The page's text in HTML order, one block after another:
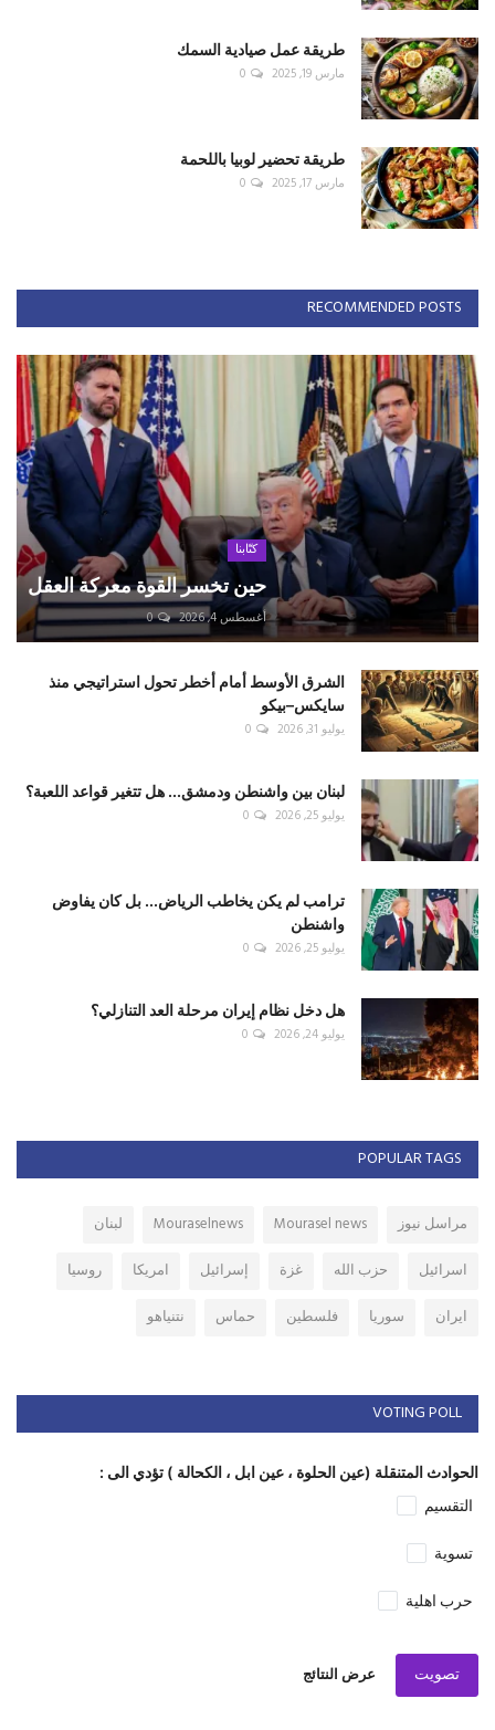
طريقة عمل صيادية السمك
مارس 19, 2025 0
طريقة تحضير لوبيا باللحمة
مارس 17, 2025 0
RECOMMENDED POSTS
كتّابنا
حين تخسر القوة معركة العقل
أغسطس 4, 2026 0
الشرق الأوسط أمام أخطر تحول استراتيجي منذ
سايكس–بيكو
يوليو 31, 2026 0
لبنان بين واشنطن ودمشق... هل تتغير قواعد اللعبة؟
يوليو 25, 2026 0
ترامب لم يكن يخاطب الرياض... بل كان يفاوض
واشنطن
يوليو 25, 2026 0
هل دخل نظام إيران مرحلة العد التنازلي؟
يوليو 24, 2026 0
POPULAR TAGS
مراسل نيوز Mourasel news
Mouraselnews
لبنان
اسرائيل
حزب الله غزة إسرائيل امريكا
روسيا
ايران
سوريا فلسطين حماس نتنياهو
VOTING POLL
الحوادث المتنقلة (عين الحلوة ، عين ابل ، الكحالة ) تؤدي الى :
التقسيم
تسوية
حرب اهلية
تصويت عرض النتائج